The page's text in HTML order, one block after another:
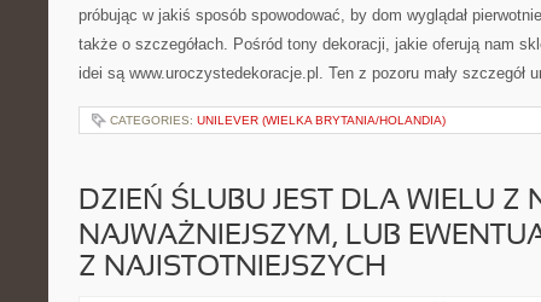
próbując w jakiś sposób spowodować, by dom wyglądał
także o szczegółach. Pośród tony dekoracji, jakie oferują nam
idei są www.uroczystedekoracje.pl. Ten z pozoru mały szczegół
CATEGORIES: UNILEVER (WIELKA BRYTANIA/HOLANDIA)
DZIEŃ ŚLUBU JEST DLA WIELU Z
NAJWAŻNIEJSZYM, LUB
Z NAJISTOTNIEJSZYCH